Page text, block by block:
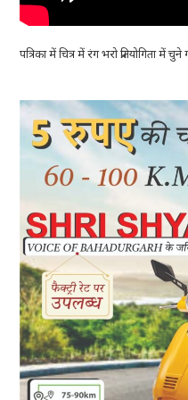
पत्रिका में चित्र में रंग भरो प्रतियोगिता में